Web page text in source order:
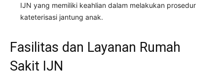
IJN yang memiliki keahlian dalam melakukan prosedur
kateterisasi jantung anak.
Fasilitas dan Layanan Rumah
Sakit IJN